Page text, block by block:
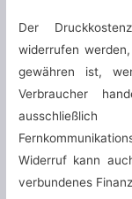
Der
widerrufen
gewähren ist,
Verbraucher
Widerruf kann
verbundenes